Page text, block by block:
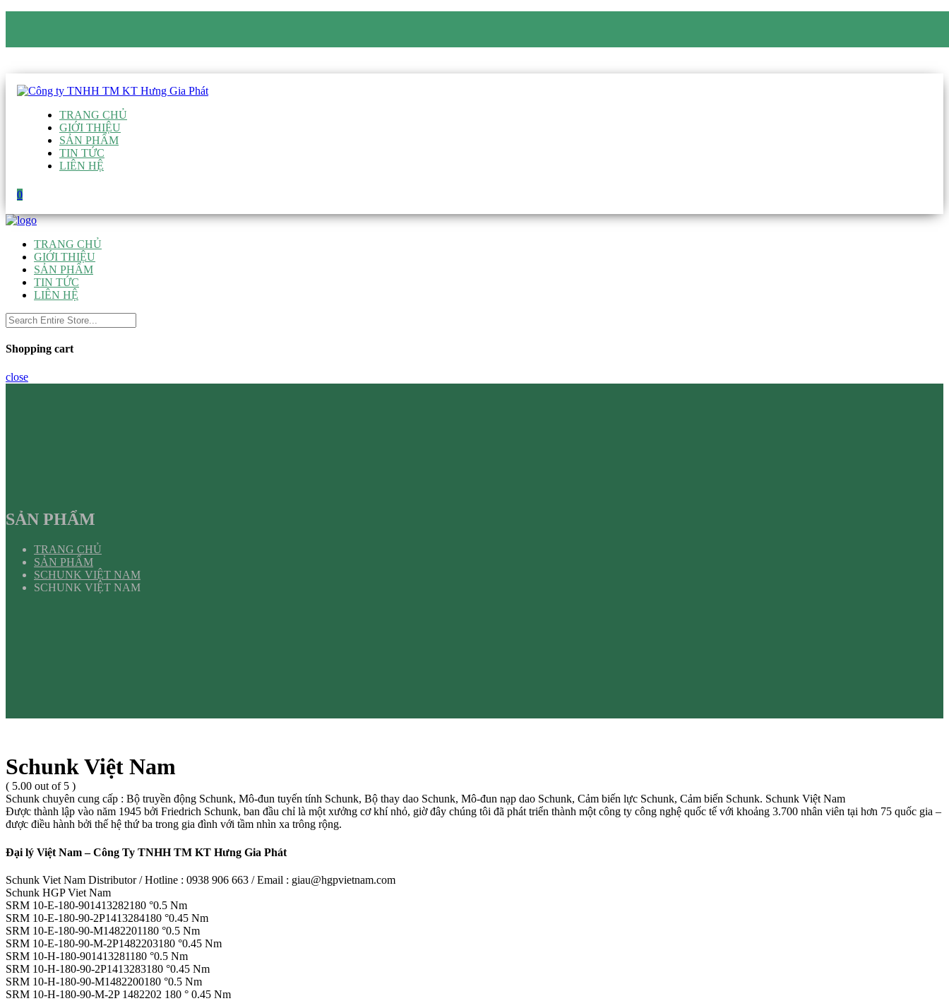
TRANG CHỦ
GIỚI THIỆU
SẢN PHẨM
TIN TỨC
LIÊN HỆ
0
TRANG CHỦ
GIỚI THIỆU
SẢN PHẨM
TIN TỨC
LIÊN HỆ
Shopping cart
close
SẢN PHẨM
TRANG CHỦ
SẢN PHẨM
SCHUNK VIỆT NAM
SCHUNK VIỆT NAM
Schunk Việt Nam
( 5.00 out of 5 )
Schunk chuyên cung cấp : Bộ truyền động Schunk, Mô-đun tuyến tính Schunk, Bộ thay dao Schunk, Mô-đun nạp dao Schunk, Cảm biến lực Schunk, Cảm biến Schunk. Schunk Việt Nam
Được thành lập vào năm 1945 bởi Friedrich Schunk, ban đầu chỉ là một xưởng cơ khí nhỏ, giờ đây chúng tôi đã phát triển thành một công ty công nghệ quốc tế với khoảng 3.700 nhân viên tại hơn 75 quốc gia –
được điều hành bởi thế hệ thứ ba trong gia đình với tầm nhìn xa trông rộng.
Đại lý Việt Nam – Công Ty TNHH TM KT Hưng Gia Phát
Schunk Viet Nam Distributor / Hotline : 0938 906 663 / Email : giau@hgpvietnam.com
Schunk HGP Viet Nam
SRM 10-E-180-901413282180 °0.5 Nm
SRM 10-E-180-90-2P1413284180 °0.45 Nm
SRM 10-E-180-90-M1482201180 °0.5 Nm
SRM 10-E-180-90-M-2P1482203180 °0.45 Nm
SRM 10-H-180-901413281180 °0.5 Nm
SRM 10-H-180-90-2P1413283180 °0.45 Nm
SRM 10-H-180-90-M1482200180 °0.5 Nm
SRM 10-H-180-90-M-2P 1482202 180 ° 0.45 Nm